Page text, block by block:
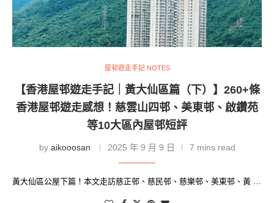
屋邨遊走手記 NOTES
【香港屋邨遊走手記｜黃大仙區篇（下）】260+條
香港屋邨遊走感想！慈雲山四邨、美東邨、啟鑽苑
等10大區內屋邨短評
by aikooosan 2025 年 9 月 9 日 7 mins read
黃大仙區公屋下篇！本文走訪慈正邨、慈民邨、慈樂邨、美東邨、黃 …